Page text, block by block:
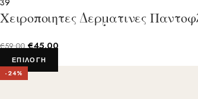
Χειροποιητες Δερματινες
€59.00 €45.00
ΕΠΙΛΟΓΉ
-24%